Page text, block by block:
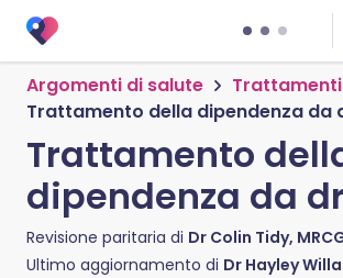
Argomenti di salute
Trattamento della dipendenza da
Trattamento
dipendenza da
Revisione paritaria di Dr Colin Tidy,
Ultimo aggiornamento di Dr Hayley